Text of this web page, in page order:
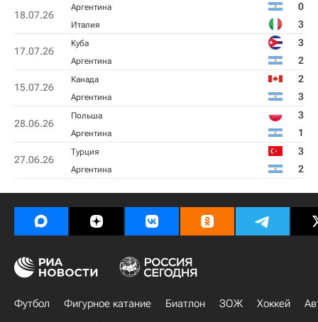
18.07.26
Аргентина 0
Италия 3
17.07.26
Куба 3
Аргентина 2
15.07.26
Канада 2
Аргентина 3
28.06.26
Польша 3
Аргентина 1
27.06.26
Турция 3
Аргентина 2
Футбол Фигурное катание Биатлон ЗОЖ Хоккей